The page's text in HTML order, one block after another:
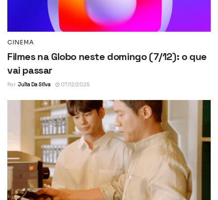
CINEMA
Filmes na Globo neste domingo (7/12): o que
vai passar
Por Julia Da Silva 07/12/2025